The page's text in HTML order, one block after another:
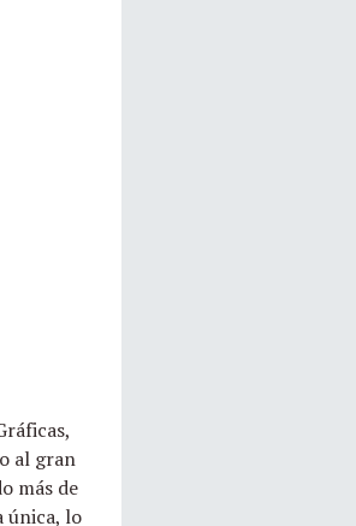
al gran
más de
única, lo